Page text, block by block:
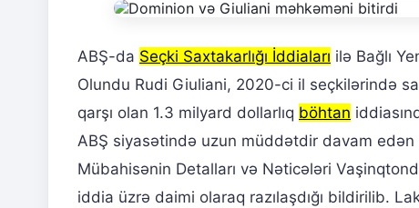
ABŞ-da Seçki Saxtakarlığı İddiaları ilə Bağlı
Olundu Rudi Giuliani, 2020-ci il seçkilərində
qarşı olan 1.3 milyard dollarlıq böhtan
ABŞ siyasətində uzun müddətdir davam edən
Mübahisənin Detalları və Nəticələri
iddia üzrə daimi olaraq razılaşdığı bildirilib.